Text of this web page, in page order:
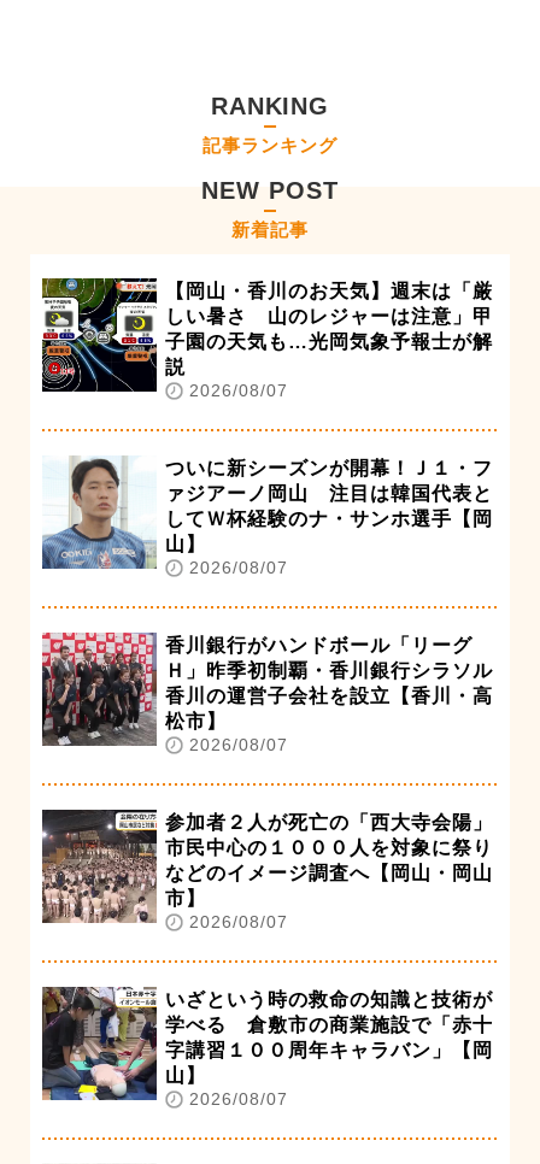
RANKING
記事ランキング
NEW POST
新着記事
【岡山・香川のお天気】週末は「厳
しい暑さ 山のレジャーは注意」甲
子園の天気も…光岡気象予報士が解
説
2026/08/07
ついに新シーズンが開幕！Ｊ１・フ
ァジアーノ岡山 注目は韓国代表と
してＷ杯経験のナ・サンホ選手【岡
山】
2026/08/07
香川銀行がハンドボール「リーグ
Ｈ」昨季初制覇・香川銀行シラソル
香川の運営子会社を設立【香川・高
松市】
2026/08/07
参加者２人が死亡の「西大寺会陽」
市民中心の１０００人を対象に祭り
などのイメージ調査へ【岡山・岡山
市】
2026/08/07
いざという時の救命の知識と技術が
学べる 倉敷市の商業施設で「赤十
字講習１００周年キャラバン」【岡
山】
2026/08/07